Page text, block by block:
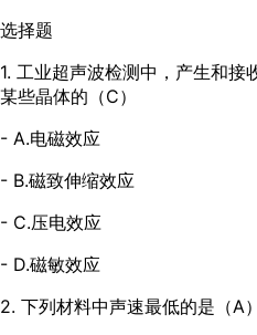
选择题
1. 工业超声波检测中，产生和接
某些晶体的（C）
- A.电磁效应
- B.磁致伸缩效应
- C.压电效应
- D.磁敏效应
2. 下列材料中声速最低的是（A）